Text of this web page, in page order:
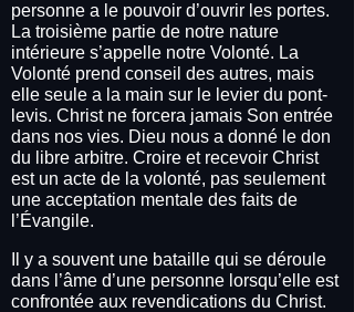
personne a le pouvoir d’ouvrir les portes.
La troisième partie de notre nature
intérieure s’appelle notre Volonté. La
Volonté prend conseil des autres, mais
elle seule a la main sur le levier du pont-
levis. Christ ne forcera jamais Son entrée
dans nos vies. Dieu nous a donné le don
du libre arbitre. Croire et recevoir Christ
est un acte de la volonté, pas seulement
une acceptation mentale des faits de
l’Évangile.
Il y a souvent une bataille qui se déroule
dans l’âme d’une personne lorsqu’elle est
confrontée aux revendications du Christ.